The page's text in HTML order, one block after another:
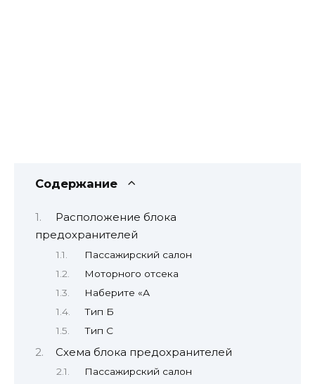
Содержание
Расположение блока
предохранителей
Пассажирский салон
Моторного отсека
Наберите «А
Тип Б
Тип С
Схема блока предохранителей
Пассажирский салон